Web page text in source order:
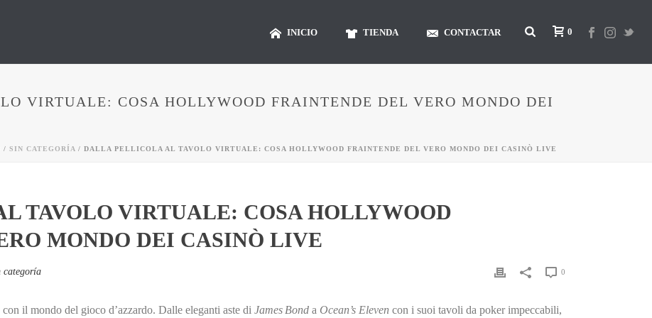
INICIO TIENDA CONTACTAR 0
VIRTUALE: COSA HOLLYWOOD FRAINTENDE DEL VERO MONDO DEI
/ SIN CATEGORÍA / DALLA PELLICOLA AL TAVOLO VIRTUALE: COSA HOLLYWOOD FRAINTENDE DEL VERO MONDO DEI CASINÒ LIVE
TAVOLO VIRTUALE: COSA HOLLYWOOD
MONDO DEI CASINÒ LIVE
categoría 0
il mondo del gioco d’azzardo. Dalle eleganti aste di James Bond a Ocean’s Eleven con i suoi tavoli da poker impeccabili,